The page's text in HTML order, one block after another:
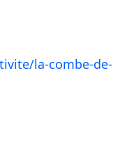
la-combe-de-